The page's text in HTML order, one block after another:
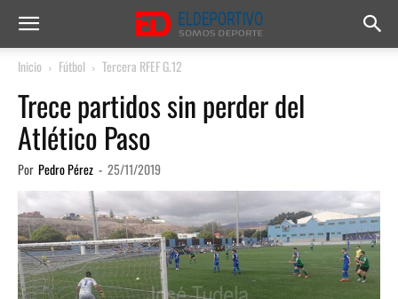
Inicio Fútbol Tercera RFEF G.12
Trece partidos sin perder del
Atlético Paso
Por Pedro Pérez - 25/11/2019